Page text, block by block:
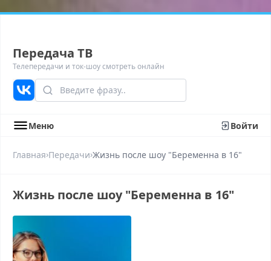
Передача ТВ
Телепередачи и ток-шоу смотреть онлайн
Меню Войти
Главная›Передачи›Жизнь после шоу "Беременна в 16"
Жизнь после шоу "Беременна в 16"